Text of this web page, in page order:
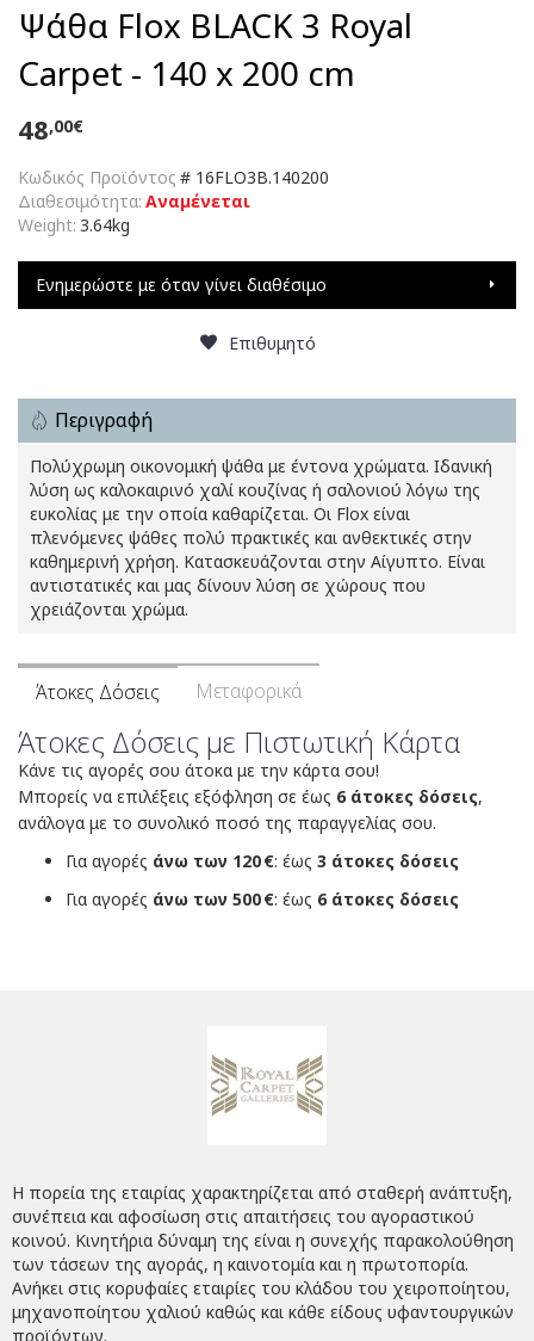
Ψάθα Flox BLACK 3 Royal
Carpet - 140 x 200 cm
Κωδικός Προϊόντος # 16FLO3B.140200
Διαθεσιμότητα: Αναμένεται
Weight: 3.64kg
48,00€
Ενημερώστε με όταν γίνει διαθέσιμο
Επιθυμητό
Περιγραφή
Πολύχρωμη οικονομική ψάθα με έντονα χρώματα. Ιδανική
λύση ως καλοκαιρινό χαλί κουζίνας ή σαλονιού λόγω της
ευκολίας με την οποία καθαρίζεται. Οι Flox είναι
πλενόμενες ψάθες πολύ πρακτικές και ανθεκτικές στην
καθημερινή χρήση. Κατασκευάζονται στην Αίγυπτο. Είναι
αντιστατικές και μας δίνουν λύση σε χώρους που
χρειάζονται χρώμα.
Άτοκες Δόσεις Μεταφορικά
Άτοκες Δόσεις με Πιστωτική Κάρτα
Κάνε τις αγορές σου άτοκα με την κάρτα σου!
Μπορείς να επιλέξεις εξόφληση σε έως 6 άτοκες δόσεις,
ανάλογα με το συνολικό ποσό της παραγγελίας σου.
Για αγορές άνω των 120 €: έως 3 άτοκες δόσεις
Για αγορές άνω των 500 €: έως 6 άτοκες δόσεις
Η πορεία της εταιρίας χαρακτηρίζεται από σταθερή ανάπτυξη,
συνέπεια και αφοσίωση στις απαιτήσεις του αγοραστικού
κοινού. Κινητήρια δύναμη της είναι η συνεχής παρακολούθηση
των τάσεων της αγοράς, η καινοτομία και η πρωτοπορία.
Ανήκει στις κορυφαίες εταιρίες του κλάδου του χειροποίητου,
μηχανοποίητου χαλιού καθώς και κάθε είδους υφαντουργικών
προϊόντων.